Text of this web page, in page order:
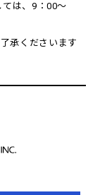
は、9：00～
承くださいます